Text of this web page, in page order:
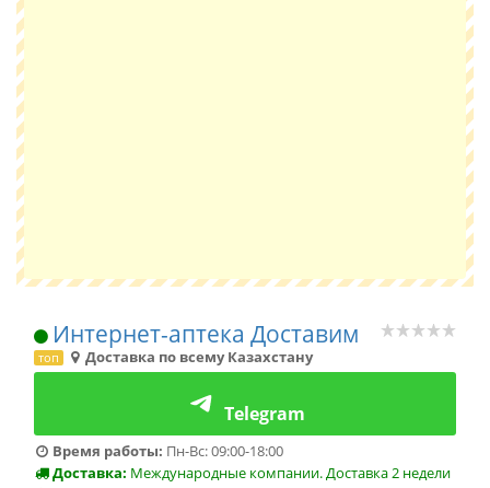
Интернет-аптека Доставим
топ Доставка по всему Казахстану
Telegram
Время работы: Пн-Вс: 09:00-18:00
Доставка: Международные компании. Доставка 2 недели